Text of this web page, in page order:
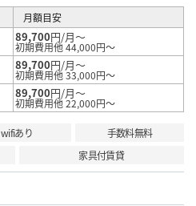
月額目安
89,700円/月～
初期費用他 44,000円～
89,700円/月～
初期費用他 33,000円～
89,700円/月～
初期費用他 22,000円～
wifiあり
手数料無料
家具付賃貸